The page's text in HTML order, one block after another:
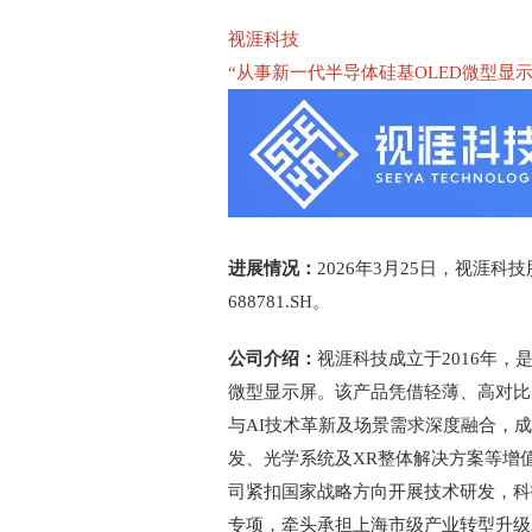
视涯科技
“从事新一代半导体硅基OLED微型显
进展情况： 2026年3月25日，视涯科
688781.SH。
公司介绍： 视涯科技成立于2016年，
微型显示屏。该产品凭借轻薄、高对
与AI技术革新及场景需求深度融合，
发、光学系统及XR整体解决方案等增
司紧扣国家战略方向开展技术研发，
专项，牵头承担上海市级产业转型升